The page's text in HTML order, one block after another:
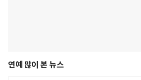
연예 많이 본 뉴스